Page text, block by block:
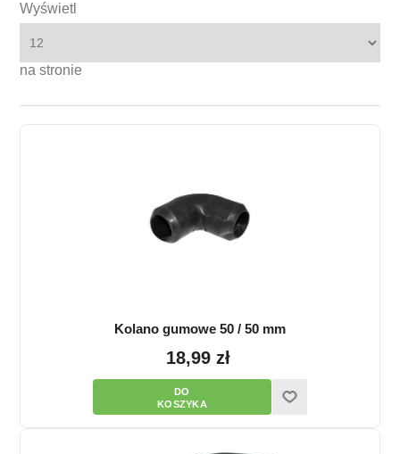
Wyświetl
na stronie
Kolano gumowe 50 / 50 mm
18,99 zł